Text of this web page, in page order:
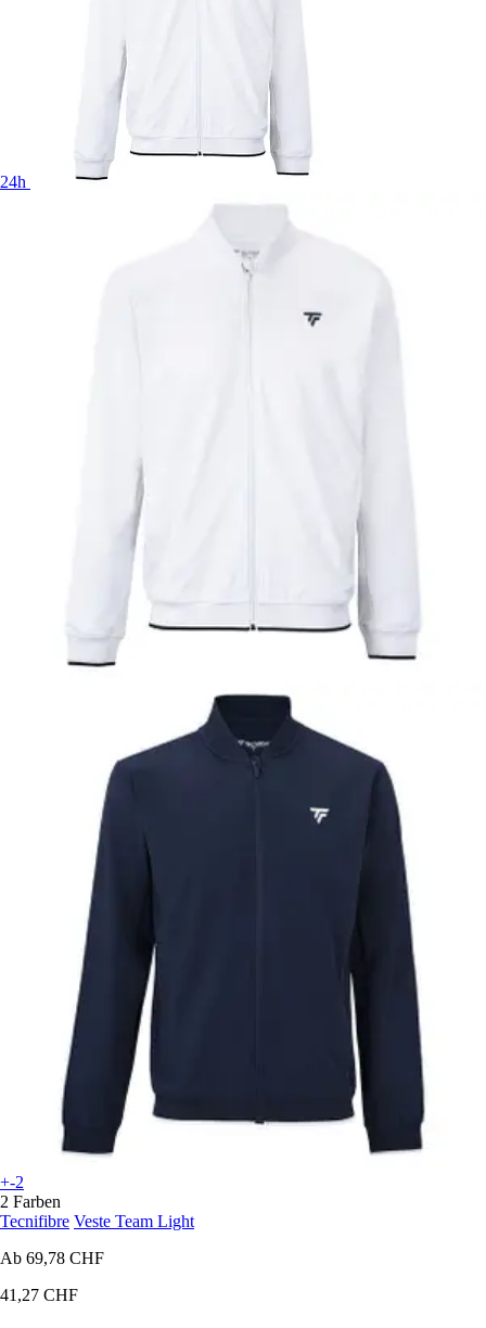
24h
+-2
2 Farben
Tecnifibre Veste Team Light
Ab 69,78 CHF
41,27 CHF